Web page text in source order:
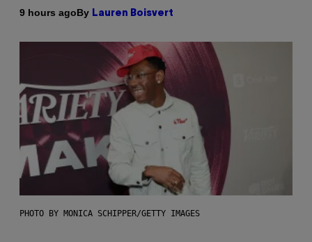
9 hours agoBy Lauren Boisvert
PHOTO BY MONICA SCHIPPER/GETTY IMAGES